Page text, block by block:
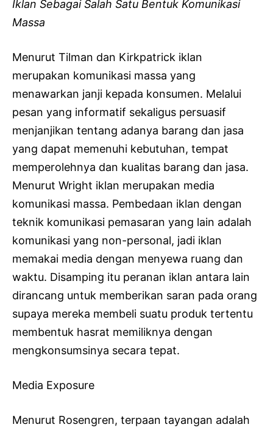
Iklan Sebagai Salah Satu Bentuk Komunikasi
Massa
Menurut Tilman dan Kirkpatrick iklan
merupakan komunikasi massa yang
menawarkan janji kepada konsumen. Melalui
pesan yang informatif sekaligus persuasif
menjanjikan tentang adanya barang dan jasa
yang dapat memenuhi kebutuhan, tempat
memperolehnya dan kualitas barang dan jasa.
Menurut Wright iklan merupakan media
komunikasi massa. Pembedaan iklan dengan
teknik komunikasi pemasaran yang lain adalah
komunikasi yang non-personal, jadi iklan
memakai media dengan menyewa ruang dan
waktu. Disamping itu peranan iklan antara lain
dirancang untuk memberikan saran pada orang
supaya mereka membeli suatu produk tertentu
membentuk hasrat memiliknya dengan
mengkonsumsinya secara tepat.
Media Exposure
Menurut Rosengren, terpaan tayangan adalah